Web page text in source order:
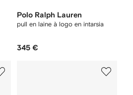
Polo Ralph Lauren
pull en laine à logo en intarsia
345 €